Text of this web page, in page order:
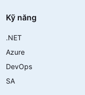
Kỹ năng
.NET
Azure
DevOps
SA